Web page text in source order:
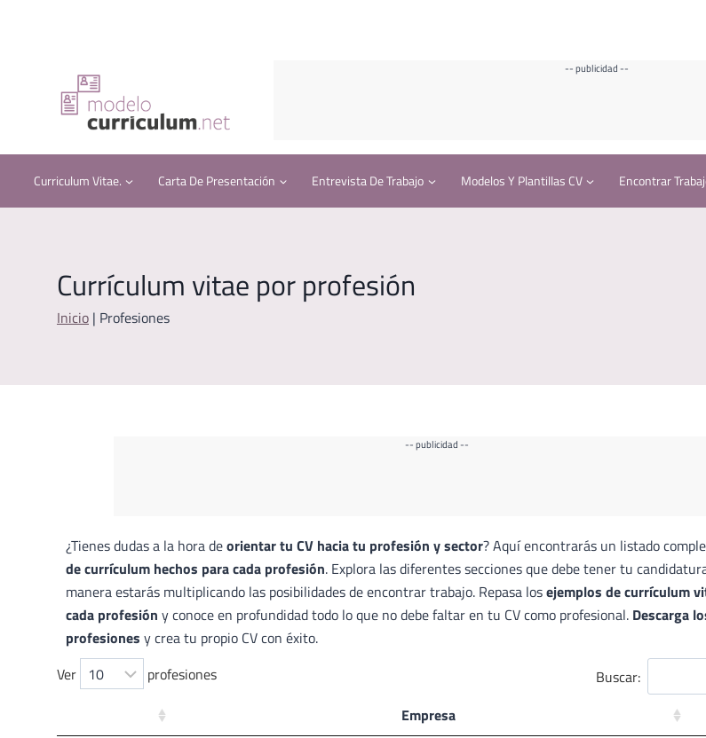
-- publicidad --
Curriculum Vitae. Carta De Presentación Entrevista De Trabajo Modelos Y Plantillas CV Encontrar
Currículum vitae por profesión
Inicio | Profesiones
-- publicidad --
¿Tienes dudas a la hora deorientar tu CV hacia tu profesión y sector? Aquí encontrarás un listado
de currículum hechos para cada profesión. Explora las diferentes secciones que debe tener tu
manera estarás multiplicando las posibilidades de encontrar trabajo. Repasa losejemplos de currículum
cada profesión y conoce en profundidad todo lo que no debe faltar en tu CV como profesional. Descarga
profesiones y crea tu propio CV con éxito.
Ver
profesiones
Buscar:
Empresa